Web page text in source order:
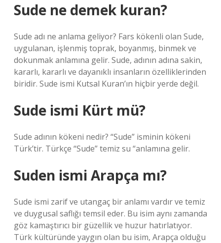
Sude ne demek kuran?
Sude adı ne anlama geliyor? Fars kökenli olan Sude,
uygulanan, işlenmiş toprak, boyanmış, binmek ve
dokunmak anlamına gelir. Sude, adının adına sakin,
kararlı, kararlı ve dayanıklı insanların özelliklerinden
biridir. Sude ismi Kutsal Kuran’ın hiçbir yerde değil.
Sude ismi Kürt mü?
Sude adının kökeni nedir? “Sude” isminin kökeni
Türk’tir. Türkçe “Sude” temiz su “anlamına gelir.
Suden ismi Arapça mı?
Sude ismi zarif ve utangaç bir anlamı vardır ve temiz
ve duygusal saflığı temsil eder. Bu isim aynı zamanda
göz kamaştırıcı bir güzellik ve huzur hatırlatıyor.
Türk kültüründe yaygın olan bu isim, Arapça olduğu